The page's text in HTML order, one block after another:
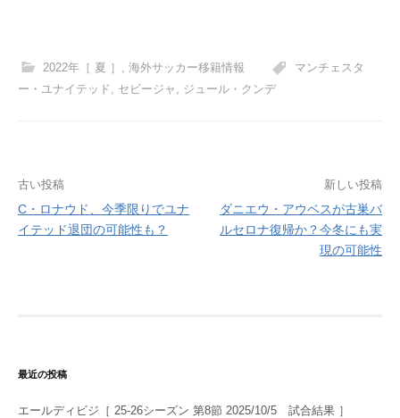
2022年［ 夏 ］ , 海外サッカー移籍情報
マンチェスタ
ー・ユナイテッド
セビージャ ジュール・クンデ
投
稿
シ
ョ
古い投稿
C・ロナウド、今季限りでユナ
イテッド退団の可能性も？
新しい投稿
ダニエウ・アウベスが古巣バ
ルセロナ復帰か？今冬にも実
現の可能性
最近の投稿
エールディビジ［ 25-26シーズン 第8節 2025/10/5 試合結果 ］